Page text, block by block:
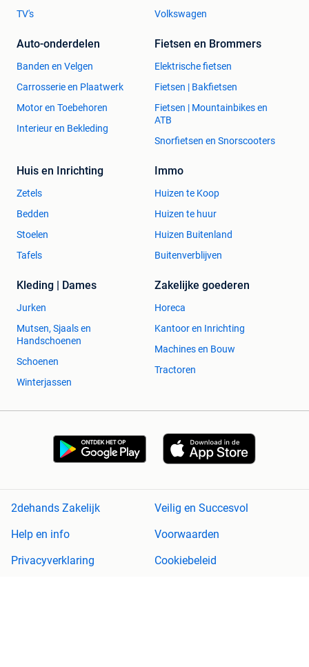
TV's
Volkswagen
Auto-onderdelen
Banden en Velgen
Carrosserie en Plaatwerk
Motor en Toebehoren
Interieur en Bekleding
Fietsen en Brommers
Elektrische fietsen
Fietsen | Bakfietsen
Fietsen | Mountainbikes en
ATB
Snorfietsen en Snorscooters
Huis en Inrichting
Zetels
Bedden
Stoelen
Tafels
Immo
Huizen te Koop
Huizen te huur
Huizen Buitenland
Buitenverblijven
Kleding | Dames
Jurken
Mutsen, Sjaals en
Handschoenen
Schoenen
Winterjassen
Zakelijke goederen
Horeca
Kantoor en Inrichting
Machines en Bouw
Tractoren
2dehands Zakelijk
Veilig en Succesvol
Help en info
Voorwaarden
Privacyverklaring
Cookiebeleid